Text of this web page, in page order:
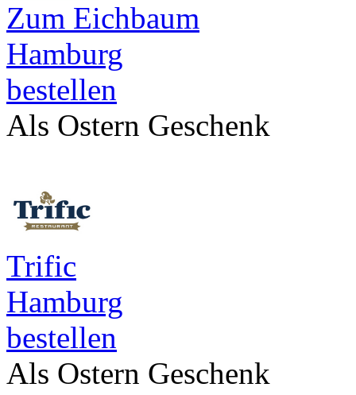
Zum Eichbaum
Hamburg
bestellen
Als Ostern Geschenk
Trific
Hamburg
bestellen
Als Ostern Geschenk